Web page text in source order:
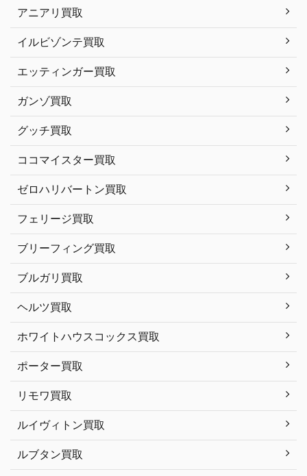
アニアリ買取
イルビゾンテ買取
エッティンガー買取
ガンゾ買取
グッチ買取
ココマイスター買取
ゼロハリバートン買取
フェリージ買取
ブリーフィング買取
ブルガリ買取
ヘルツ買取
ホワイトハウスコックス買取
ポーター買取
リモワ買取
ルイヴィトン買取
ルブタン買取